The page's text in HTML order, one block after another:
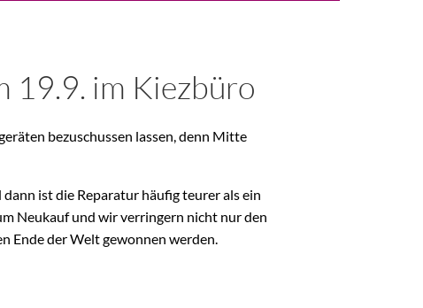
19.9. im Kiezbüro
bezuschussen lassen, denn Mitte
ist die Reparatur häufig teurer als ein
Neukauf und wir verringern nicht nur den
Ende der Welt gewonnen werden.